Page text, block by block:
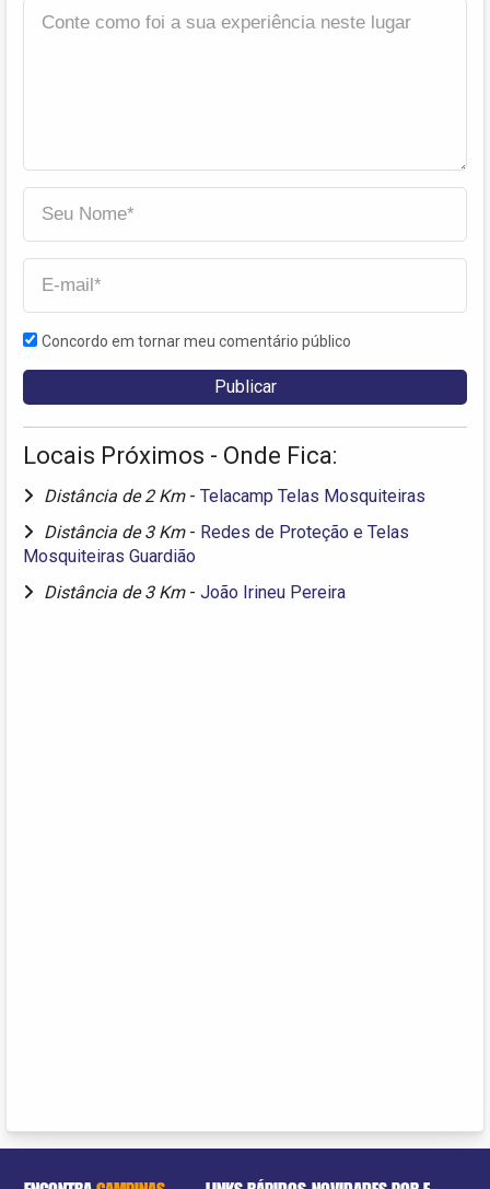
Concordo em tornar meu comentário público
Locais Próximos - Onde Fica:
Distância de 2 Km - Telacamp Telas Mosquiteiras
Distância de 3 Km - Redes de Proteção e Telas
Mosquiteiras Guardião
Distância de 3 Km - João Irineu Pereira